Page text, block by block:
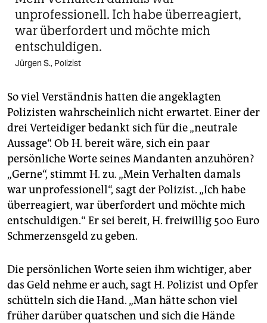
unprofessionell. Ich habe überreagiert,
war überfordert und möchte mich
entschuldigen.
Jürgen S., Polizist
So viel Verständnis hatten die angeklagten
Polizisten wahrscheinlich nicht erwartet. Einer der
drei Verteidiger bedankt sich für die „neutrale
Aussage“. Ob H. bereit wäre, sich ein paar
persönliche Worte seines Mandanten anzuhören?
„Gerne“, stimmt H. zu. „Mein Verhalten damals
war unprofessionell“, sagt der Polizist. „Ich habe
überreagiert, war überfordert und möchte mich
entschuldigen.“ Er sei bereit, H. freiwillig 500 Euro
Schmerzensgeld zu geben.
Die persönlichen Worte seien ihm wichtiger, aber
das Geld nehme er auch, sagt H. Polizist und Opfer
schütteln sich die Hand. „Man hätte schon viel
früher darüber quatschen und sich die Hände